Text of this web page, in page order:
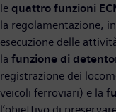
le quattro funzioni
la regolamentazione,
esecuzione delle
la funzione di
registrazione dei
veicoli ferroviari) e la